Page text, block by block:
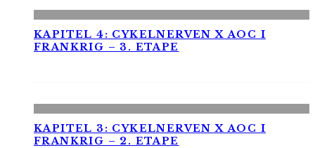
KAPITEL 4: CYKELNERVEN X AOC I
FRANKRIG – 3. ETAPE
KAPITEL 3: CYKELNERVEN X AOC I
FRANKRIG – 2. ETAPE